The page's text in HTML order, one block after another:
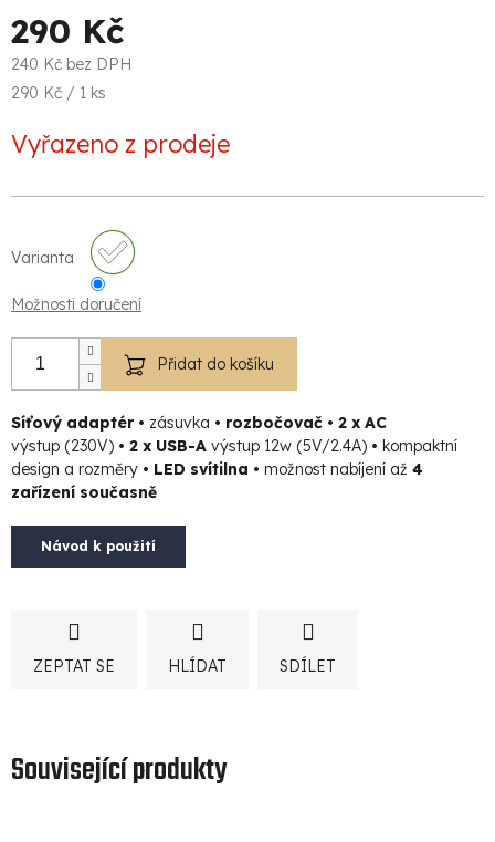
290 Kč
240 Kč bez DPH
Měrná
290 Kč / 1 ks
Vyřazeno z prodeje
Varianta
Možnosti doručení
Přidat do košíku
Síťový adaptér • zásuvka • rozbočovač • 2 x AC
výstup (230V) • 2 x USB-A výstup 12w (5V/2.4A) • kompaktní
design a rozměry • LED svítilna • možnost nabíjení až 4
zařízení současně
Návod k použití
ZEPTAT SE HLÍDAT SDÍLET
Související produkty